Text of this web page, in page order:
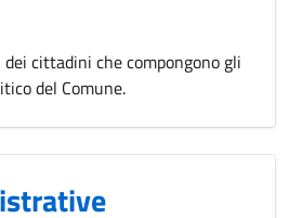
cittadini che compongono gli
del Comune.